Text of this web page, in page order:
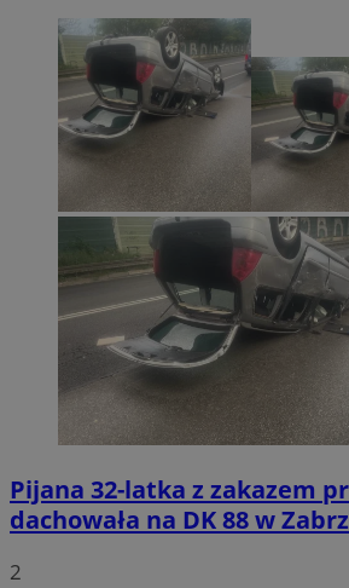
Pijana 32-latka z zakazem
dachowała na DK 88 w
2